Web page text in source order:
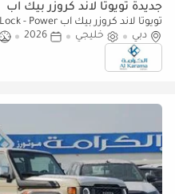
جديدة تويوتا لاند كروزر بيك آب
Window - Snorkel - GCC
دبي خليجي 2026